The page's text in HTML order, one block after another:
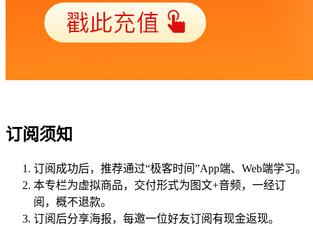
订阅须知
订阅成功后，推荐通过“极客时间”App端、Web端学习。
本专栏为虚拟商品，交付形式为图文+音频，一经订
阅，概不退款。
订阅后分享海报，每邀一位好友订阅有现金返现。